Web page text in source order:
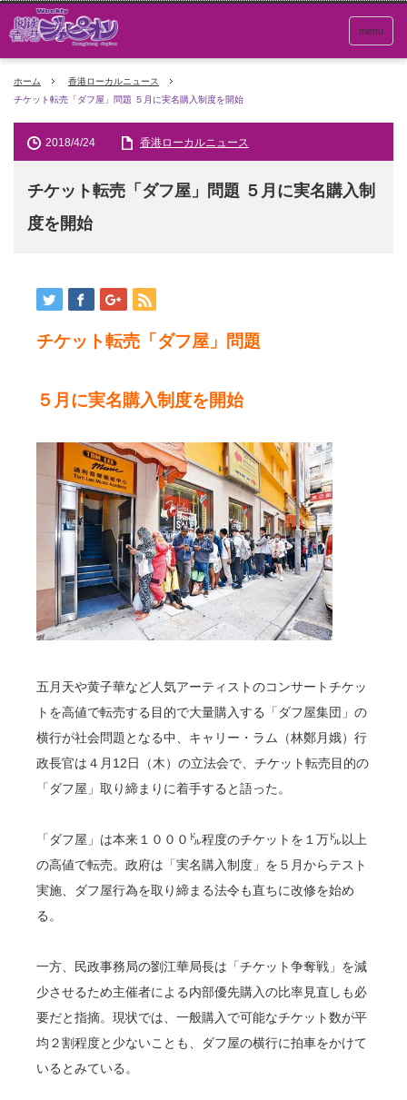
menu
ホーム
香港ローカルニュース
チケット転売「ダフ屋」問題 ５月に実名購入制度を開始
2018/4/24 香港ローカルニュース
チケット転売「ダフ屋」問題 ５月に実名購入制
度を開始
チケット転売「ダフ屋」問題
５月に実名購入制度を開始
五月天や黄子華など人気アーティストのコンサートチケッ
トを高値で転売する目的で大量購入する「ダフ屋集団」の
横行が社会問題となる中、キャリー・ラム（林鄭月娥）行
政長官は４月12日（木）の立法会で、チケット転売目的の
「ダフ屋」取り締まりに着手すると語った。
「ダフ屋」は本来１０００㌦程度のチケットを１万㌦以上
の高値で転売。政府は「実名購入制度」を５月からテスト
実施、ダフ屋行為を取り締まる法令も直ちに改修を始め
る。
一方、民政事務局の劉江華局長は「チケット争奪戦」を減
少させるため主催者による内部優先購入の比率見直しも必
要だと指摘。現状では、一般購入で可能なチケット数が平
均２割程度と少ないことも、ダフ屋の横行に拍車をかけて
いるとみている。